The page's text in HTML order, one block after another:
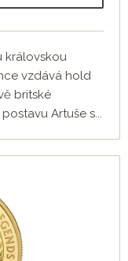
královskou
vzdává hold
britské
Artuše s...